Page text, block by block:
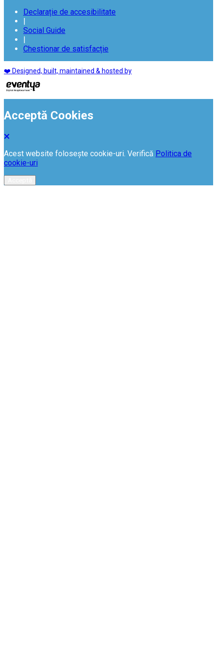
Declarație de accesibilitate
|
Social Guide
|
Chestionar de satisfacție
❤️ Designed, built, maintained & hosted by
Acceptă Cookies
Acest website folosește cookie-uri. Verifică Politica de
cookie-uri